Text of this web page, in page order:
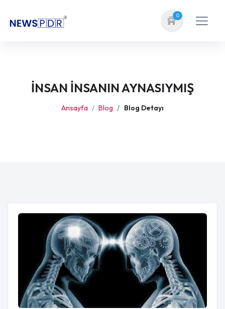
0
İNSAN İNSANIN AYNASIYMIŞ
Ansayfa Blog Blog Detayı